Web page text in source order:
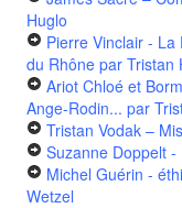
Huglo
Pierre Vinclair - La
du Rhône par Tristan
Ariot Chloé et
Ange-Rodin... par
Tristan Vodak –
Suzanne Doppelt -
Michel Guérin -
Wetzel